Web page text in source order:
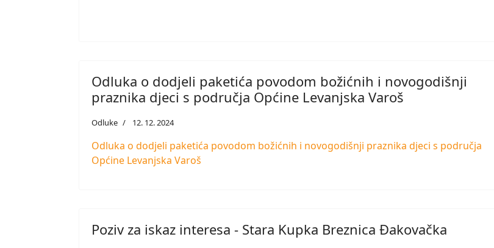
Odluka o dodjeli paketića povodom božićnih i novogodišnji
praznika djeci s područja Općine Levanjska Varoš
Odluke 12. 12. 2024
Odluka o dodjeli paketića povodom božićnih i novogodišnji praznika djeci s područja
Općine Levanjska Varoš
Poziv za iskaz interesa - Stara Kupka Breznica Đakovačka